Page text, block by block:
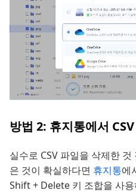
방법 2: 휴지통에서
실수로 CSV 파일을 삭제한
은 것이 확실하다면 휴지통에
Shift + Delete 키 조합을 사